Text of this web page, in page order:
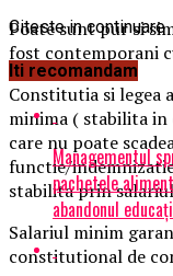
Poate sunt pur si
fost contemporani
Constitutia si legea
minima ( stabilita
care nu poate
functie/
stabilita prin
Salariul minim
constitutional de
Citeste in continuare
Iti recomandam
Managementul
pachetele
abandonul